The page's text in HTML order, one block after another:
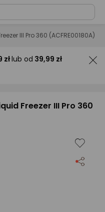
III Pro 360 (ACFRE00180A)
złlub od 39,99 zł
Freezer III Pro 360